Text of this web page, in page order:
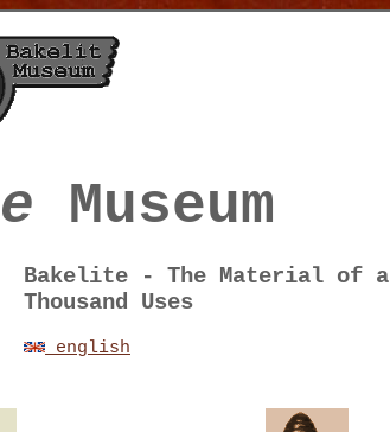
e Museum
Bakelite - The Material of a
Thousand Uses
english